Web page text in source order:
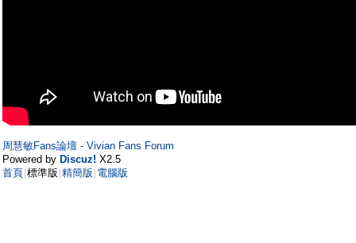
周慧敏Fans論壇 - Vivian Fans Forum
Powered by Discuz! X2.5
首頁 標準版 精簡版 電腦版